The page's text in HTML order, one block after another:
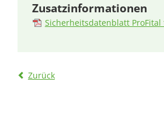
Zusatzinformationen
Sicherheitsdatenblatt ProFital
Zurück